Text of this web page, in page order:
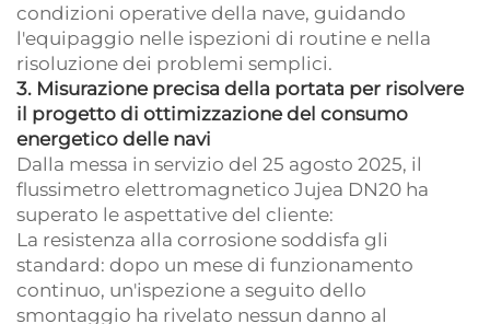
condizioni operative della nave, guidando
l'equipaggio nelle ispezioni di routine e nella
risoluzione dei problemi semplici.
3. Misurazione precisa della portata per risolvere
il progetto di ottimizzazione del consumo
energetico delle navi
Dalla messa in servizio del 25 agosto 2025, il
flussimetro elettromagnetico Jujea DN20 ha
superato le aspettative del cliente:
La resistenza alla corrosione soddisfa gli
standard: dopo un mese di funzionamento
continuo, un'ispezione a seguito dello
smontaggio ha rivelato nessun danno al